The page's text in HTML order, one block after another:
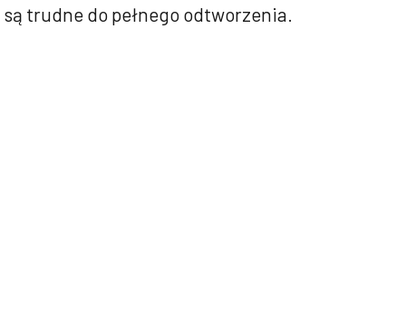
są trudne do pełnego odtworzenia.